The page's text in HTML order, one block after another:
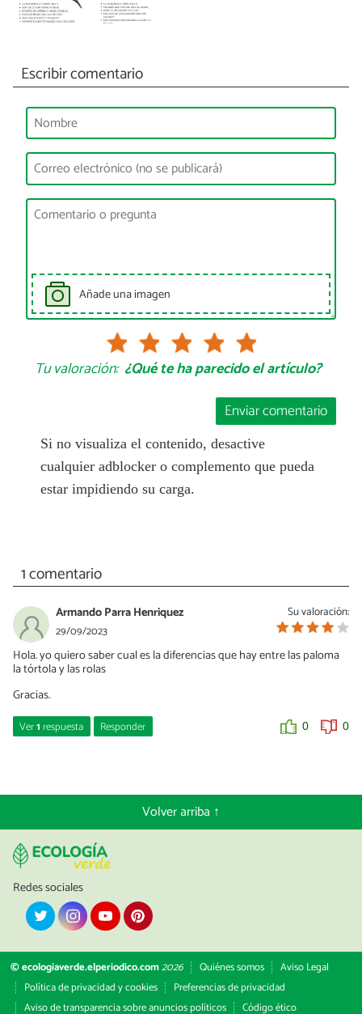
Escribir comentario
Añade una imagen
Tu valoración: ¿Qué te ha parecido el artículo?
Enviar comentario
Si no visualiza el contenido, desactive
cualquier adblocker o complemento que pueda
estar impidiendo su carga.
1 comentario
Su valoración:
Armando Parra Henriquez
29/09/2023
Hola. yo quiero saber cual es la diferencias que hay entre las paloma
la tórtola y las rolas
Gracias.
Ver1respuesta Responder 0 0
¡Hola! Las rolas, o rolitas, es otro nombre común para las
tortolitas, o coquitas. Aplican las mismas diferencias detalladas en
el artículo entre paloma y tórtola. Muchos saludos.
Volver arriba ↑
Redes sociales
© ecologiaverde.elperiodico.com2026 Quiénes somos
Aviso Legal
Política de privacidad y cookies
Preferencias de privacidad
Aviso de transparencia sobre anuncios políticos
Código ético